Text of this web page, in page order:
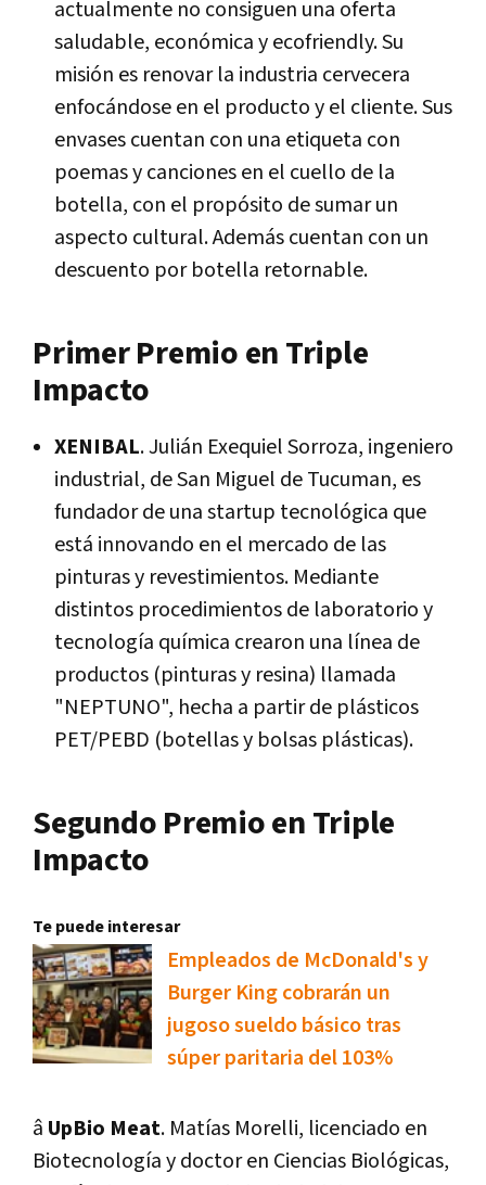
actualmente no consiguen una oferta
saludable, económica y ecofriendly. Su
misión es renovar la industria cervecera
enfocándose en el producto y el cliente. Sus
envases cuentan con una etiqueta con
poemas y canciones en el cuello de la
botella, con el propósito de sumar un
aspecto cultural. Además cuentan con un
descuento por botella retornable.
Primer Premio en Triple
Impacto
XENIBAL. Julián Exequiel Sorroza, ingeniero
industrial, de San Miguel de Tucuman, es
fundador de una startup tecnológica que
está innovando en el mercado de las
pinturas y revestimientos. Mediante
distintos procedimientos de laboratorio y
tecnología química crearon una línea de
productos (pinturas y resina) llamada
"NEPTUNO", hecha a partir de plásticos
PET/PEBD (botellas y bolsas plásticas).
Segundo Premio en Triple
Impacto
Te puede interesar
Empleados de McDonald's y
Burger King cobrarán un
jugoso sueldo básico tras
súper paritaria del 103%
â UpBio Meat. Matías Morelli, licenciado en
Biotecnología y doctor en Ciencias Biológicas,